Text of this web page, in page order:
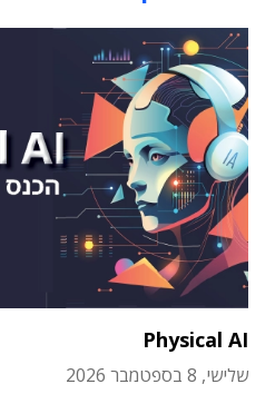
Physical AI
שלישי, 8 בספטמבר 2026